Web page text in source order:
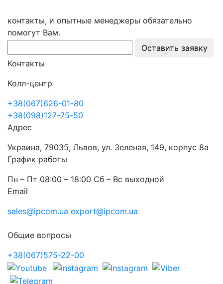
контакты, и опытные менеджеры обязательно
помогут Вам.
Оставить заявку
Контакты
Колл-центр
+38(067)626-01-80
+38(098)127-75-50
Адрес
Украина, 79035, Львов, ул. Зеленая, 149, корпус 8а
График работы
Пн – Пт 08:00 – 18:00 Сб – Вс выходной
Email
sales@ipcom.ua export@ipcom.ua
Общие вопросы
+38(067)575-22-00